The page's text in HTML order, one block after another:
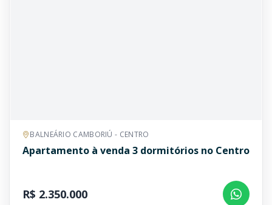
BALNEÁRIO CAMBORIÚ - CENTRO
Apartamento à venda 3 dormitórios no Centro
R$ 2.350.000